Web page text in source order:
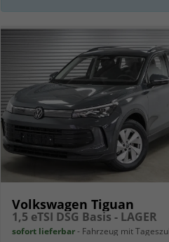
Volkswagen Tiguan
1,5 eTSI DSG Basis - LAGER
sofort lieferbar Fahrzeug mit